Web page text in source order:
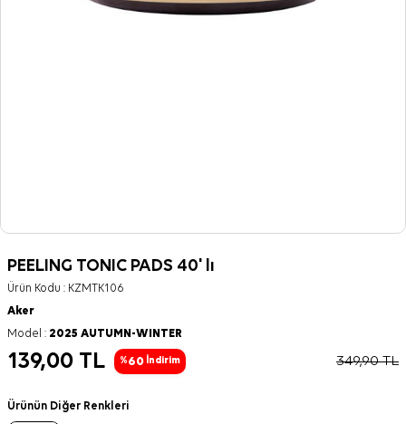
PEELING TONIC PADS 40' lı
Ürün Kodu : KZMTK106
Aker
Model : 2025 AUTUMN-WINTER
139,00 TL %60 İndirim 349,90TL
Ürünün Diğer Renkleri